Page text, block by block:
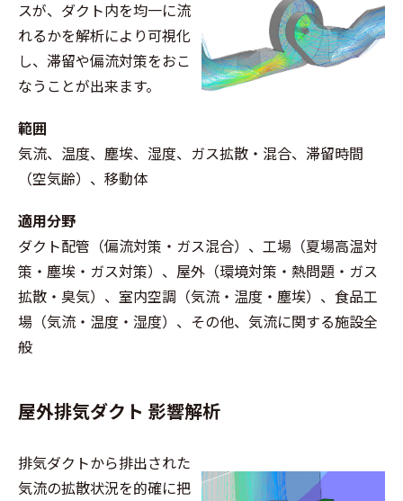
スが、ダクト内を均一に流
れるかを解析により可視化
し、滞留や偏流対策をおこ
なうことが出来ます。
範囲
気流、温度、塵埃、湿度、ガス拡散・混合、滞留時間
（空気齢）、移動体
適用分野
ダクト配管（偏流対策・ガス混合）、工場（夏場高温対
策・塵埃・ガス対策）、屋外（環境対策・熱問題・ガス
拡散・臭気）、室内空調（気流・温度・塵埃）、食品工
場（気流・温度・湿度）、その他、気流に関する施設全
般
屋外排気ダクト 影響解析
排気ダクトから排出された
気流の拡散状況を的確に把